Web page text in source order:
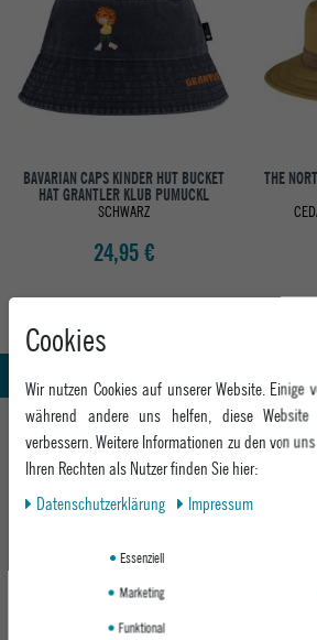
BAVARIAN CAPS KINDER HUT BUCKET
HAT GRANTLER KLUB PUMUCKL
SCHWARZ
24,95 €
THE
Whatsapp Support
HILFE UND BERATUNG
Beratung
Zahlung & Versand
INFO & KONTAKT
+49 991 3831077
Montag - Freitag: 8:00 -
We Care - Wiederverwendete
Cookies
Wir nutzen Cookies auf unserer Website. Einige
während andere uns helfen, diese
verbessern. Weitere Informationen zu den von
Ihren Rechten als Nutzer finden Sie hier:
Daten­schutz­erklärung
Impressum
Essenziell
Marketing
Funktional